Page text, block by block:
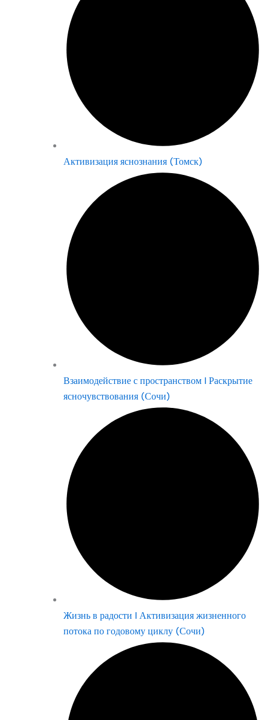
Активизация яснознания (Томск)
Взаимодействие с пространством | Раскрытие
ясночувствования (Сочи)
Жизнь в радости | Активизация жизненного
потока по годовому циклу (Сочи)